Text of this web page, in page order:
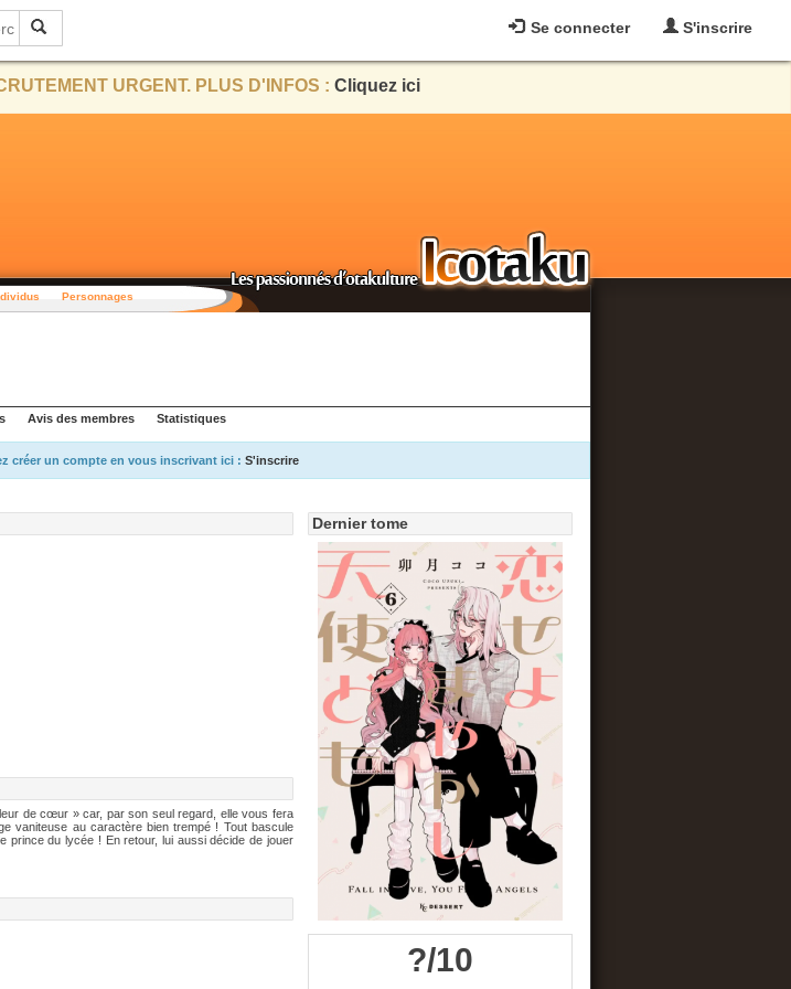
Se connecter S'inscrire
URGENT. PLUS D'INFOS : Cliquez ici
Personnages
Avis des membres Statistiques
créer un compte en vous inscrivant ici : S'inscrire
Dernier tome
?/10
de cœur » car, par son seul regard, elle vous fera
vaniteuse au caractère bien trempé ! Tout bascule
prince du lycée ! En retour, lui aussi décide de jouer